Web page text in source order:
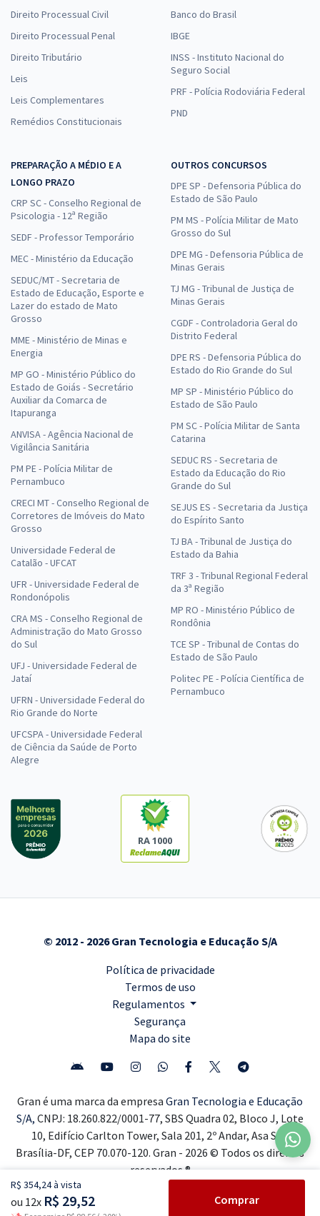
R$ 354,24 à vista
ou 12x R$ 29,52 Comprar
Direito Processual Civil
Direito Processual Penal
Direito Tributário
Leis
Leis Complementares
Remédios Constitucionais
Banco do Brasil
IBGE
INSS - Instituto Nacional do
Seguro Social
PRF - Polícia Rodoviária Federal
PND
PREPARAÇÃO A MÉDIO E A
LONGO PRAZO
CRP SC - Conselho Regional de
Psicologia - 12ª Região
SEDF - Professor Temporário
MEC - Ministério da Educação
SEDUC/MT - Secretaria de
Estado de Educação, Esporte e
Lazer do estado de Mato
Grosso
MME - Ministério de Minas e
Energia
MP GO - Ministério Público do
Estado de Goiás - Secretário
Auxiliar da Comarca de
Itapuranga
ANVISA - Agência Nacional de
Vigilância Sanitária
PM PE - Polícia Militar de
Pernambuco
CRECI MT - Conselho Regional de
Corretores de Imóveis do Mato
Grosso
Universidade Federal de
Catalão - UFCAT
UFR - Universidade Federal de
Rondonópolis
CRA MS - Conselho Regional de
Administração do Mato Grosso
do Sul
UFJ - Universidade Federal de
Jataí
UFRN - Universidade Federal do
Rio Grande do Norte
UFCSPA - Universidade Federal
de Ciência da Saúde de Porto
Alegre
OUTROS CONCURSOS
DPE SP - Defensoria Pública do
Estado de São Paulo
PM MS - Polícia Militar de Mato
Grosso do Sul
DPE MG - Defensoria Pública de
Minas Gerais
TJ MG - Tribunal de Justiça de
Minas Gerais
CGDF - Controladoria Geral do
Distrito Federal
DPE RS - Defensoria Pública do
Estado do Rio Grande do Sul
MP SP - Ministério Público do
Estado de São Paulo
PM SC - Polícia Militar de Santa
Catarina
SEDUC RS - Secretaria de
Estado da Educação do Rio
Grande do Sul
SEJUS ES - Secretaria da Justiça
do Espírito Santo
TJ BA - Tribunal de Justiça do
Estado da Bahia
TRF 3 - Tribunal Regional Federal
da 3ª Região
MP RO - Ministério Público de
Rondônia
TCE SP - Tribunal de Contas do
Estado de São Paulo
Politec PE - Polícia Científica de
Pernambuco
RA 1000
© 2012 - 2026 Gran Tecnologia e Educação S/A
Política de privacidade
Termos de uso
Regulamentos
Segurança
Mapa do site
Gran é uma marca da empresa Gran Tecnologia e Educação
S/A, CNPJ: 18.260.822/0001-77, SBS Quadra 02, Bloco J, Lote
10, Edifício Carlton Tower, Sala 201, 2º Andar, Asa Sul,
Brasília-DF, CEP 70.070-120. Gran - 2026 © Todos os direitos
reservados ®